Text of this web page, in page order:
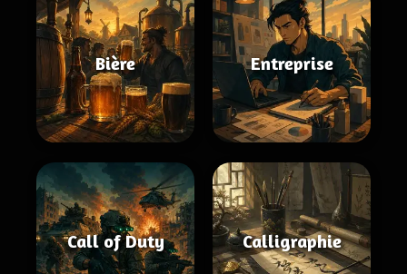
Bière Entreprise
Call of Duty Calligraphie